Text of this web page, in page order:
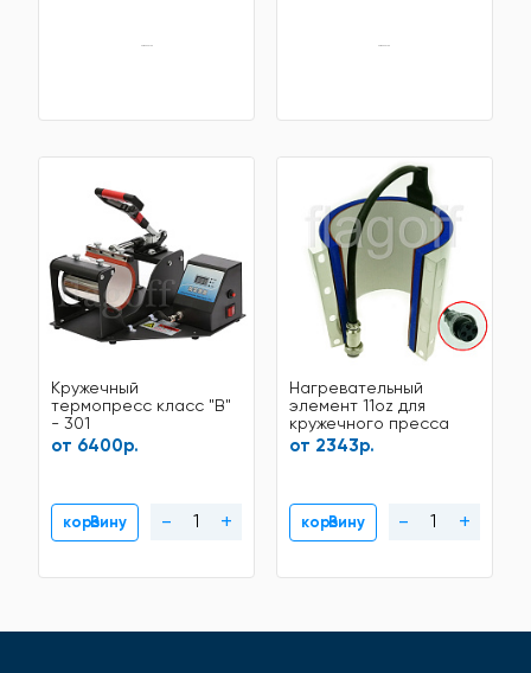
Кружечный
термопресс класс "В"
- 301
от 6400р.
В корзину - +
Нагревательный
элемент 11oz для
кружечного пресса
ST130, SB04B, штекер
мама, тип крепления-
от 2343р.
В корзину - +